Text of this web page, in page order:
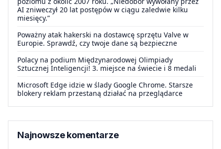
AI zniweczył 20 lat postępów w ciągu zaledwie kilku
miesięcy.”
Poważny atak hakerski na dostawcę sprzętu Valve w
Europie. Sprawdź, czy twoje dane są bezpieczne
Polacy na podium Międzynarodowej Olimpiady
Sztucznej Inteligencji! 3. miejsce na świecie i 8 medali
Microsoft Edge idzie w ślady Google Chrome. Starsze
blokery reklam przestaną działać na przeglądarce
Najnowsze komentarze